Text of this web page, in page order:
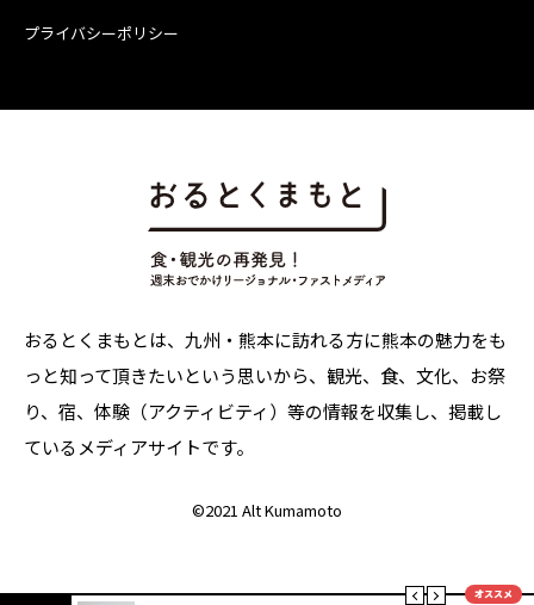
プライバシーポリシー
おるとくまもとは、九州・熊本に訪れる方に熊本の魅力をも
っと知って頂きたいという思いから、観光、食、文化、お祭
り、宿、体験（アクティビティ）等の情報を収集し、掲載し
ているメディアサイトです。
©2021 Alt Kumamoto
オススメ